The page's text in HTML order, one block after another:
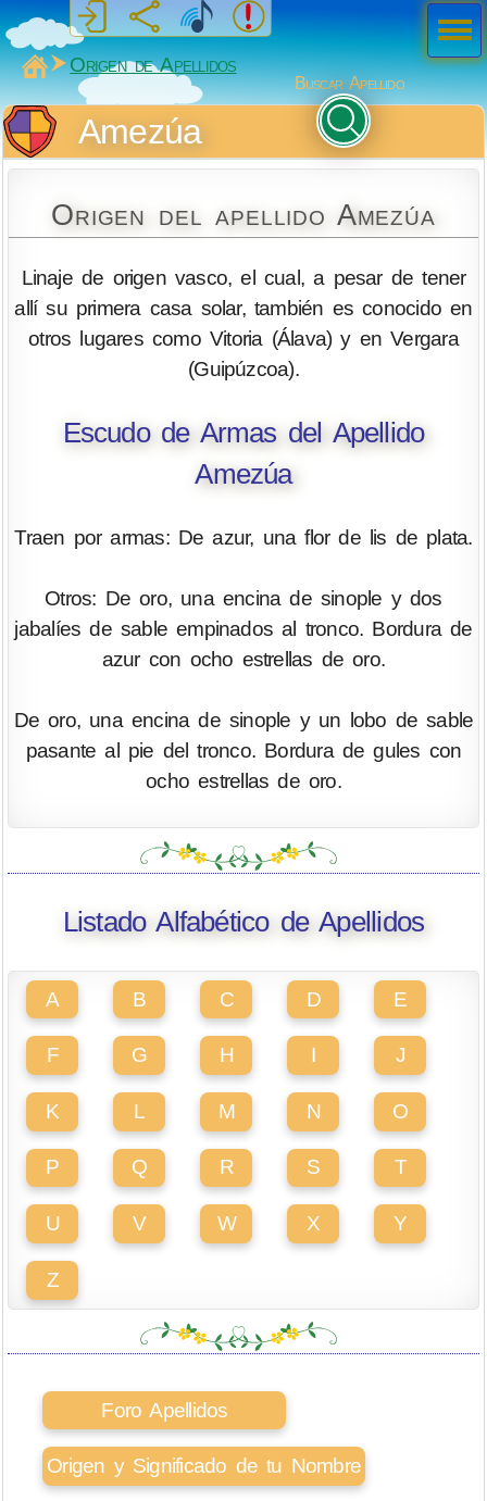
MiSabueso
Origen de Apellidos
Buscar Apellido
Amezúa
Origen del apellido Amezúa
Linaje de origen vasco, el cual, a pesar de tener
allí su primera casa solar, también es conocido en
otros lugares como Vitoria (Álava) y en Vergara
(Guipúzcoa).
Escudo de Armas del Apellido
Amezúa
Traen por armas: De azur, una flor de lis de plata.
Otros: De oro, una encina de sinople y dos
jabalíes de sable empinados al tronco. Bordura de
azur con ocho estrellas de oro.
De oro, una encina de sinople y un lobo de sable
pasante al pie del tronco. Bordura de gules con
ocho estrellas de oro.
Listado Alfabético de Apellidos
A B C D E
F G H I J
K L M N O
P Q R S T
U V W X Y
Z
Foro Apellidos
Origen y Significado de tu Nombre
Men
ú